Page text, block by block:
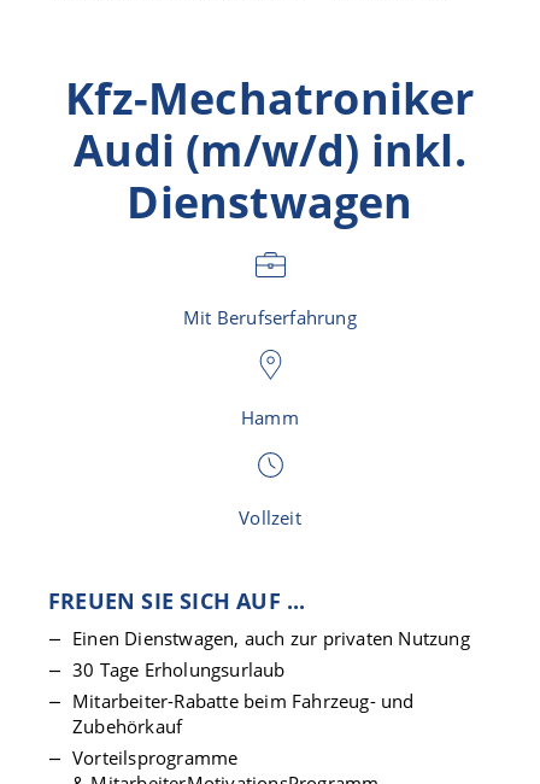
Kfz-Mechatroniker
Audi (m/w/d) inkl.
Dienstwagen
Mit Berufserfahrung
Hamm
Vollzeit
FREUEN SIE SICH AUF ...
Einen Dienstwagen, auch zur privaten Nutzung
30 Tage Erholungsurlaub
Mitarbeiter-Rabatte beim Fahrzeug- und
Zubehörkauf
Vorteilsprogramme